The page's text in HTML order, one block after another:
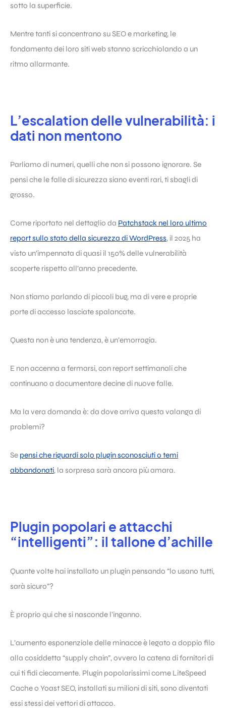
sotto la superficie.
Mentre tanti si concentrano su SEO e marketing, le
fondamenta dei loro siti web stanno scricchiolando a un
ritmo allarmante.
L’escalation delle vulnerabilità: i
dati non mentono
Parliamo di numeri, quelli che non si possono ignorare. Se
pensi che le falle di sicurezza siano eventi rari, ti sbagli di
grosso.
Come riportato nel dettaglio da Patchstack nel loro ultimo
report sullo stato della sicurezza di WordPress, il 2025 ha
visto un’impennata di quasi il 150% delle vulnerabilità
scoperte rispetto all’anno precedente.
Non stiamo parlando di piccoli bug, ma di vere e proprie
porte di accesso lasciate spalancate.
Questa non è una tendenza, è un’emorragia.
E non accenna a fermarsi, con report settimanali che
continuano a documentare decine di nuove falle.
Ma la vera domanda è: da dove arriva questa valanga di
problemi?
Se pensi che riguardi solo plugin sconosciuti o temi
abbandonati, la sorpresa sarà ancora più amara.
Plugin popolari e attacchi
“intelligenti”: il tallone d’achille
Quante volte hai installato un plugin pensando “lo usano tutti,
sarà sicuro”?
È proprio qui che si nasconde l’inganno.
L’aumento esponenziale delle minacce è legato a doppio filo
alla cosiddetta “supply chain”, ovvero la catena di fornitori di
cui ti fidi ciecamente. Plugin popolarissimi come LiteSpeed
Cache o Yoast SEO, installati su milioni di siti, sono diventati
essi stessi dei vettori di attacco.